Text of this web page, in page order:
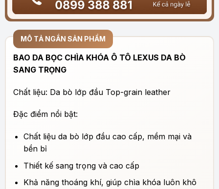
MÔ TẢ NGẮN SẢN PHẨM
BAO DA BỌC CHÌA KHÓA Ô TÔ LEXUS DA BÒ
SANG TRỌNG
Chất liệu: Da bò lớp đầu Top-grain leather
Đặc điểm nổi bật:
Chất liệu da bò lớp đầu cao cấp, mềm mại và
bền bỉ
Thiết kế sang trọng và cao cấp
Khả năng thoáng khí, giúp chìa khóa luôn khô